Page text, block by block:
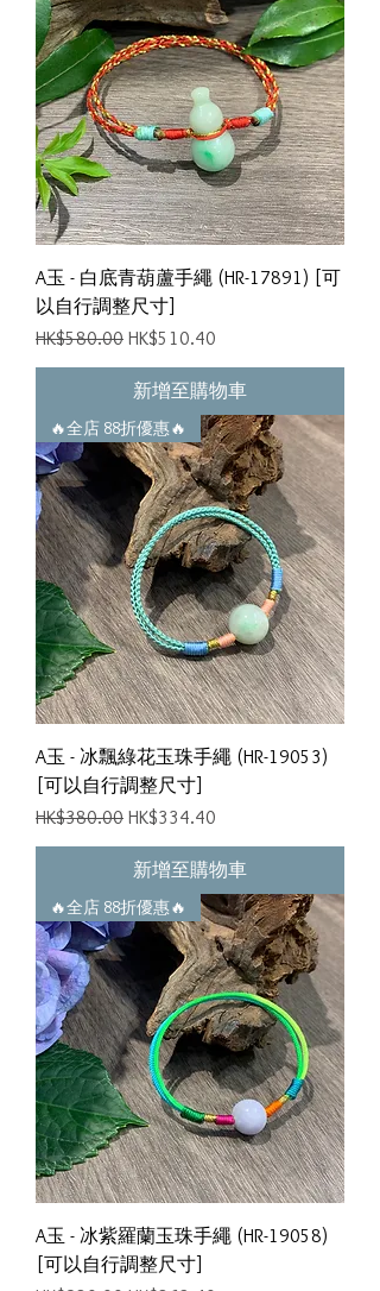
A玉 - 白底青葫蘆手繩 (HR-17891) [可
以自行調整尺寸]
一般價格
HK$580.00 促銷價格
HK$510.40
新增至購物車
🔥全店 88折優惠🔥
A玉 - 冰飄綠花玉珠手繩 (HR-19053)
[可以自行調整尺寸]
一般價格
HK$380.00 促銷價格
HK$334.40
新增至購物車
🔥全店 88折優惠🔥
A玉 - 冰紫羅蘭玉珠手繩 (HR-19058)
[可以自行調整尺寸]